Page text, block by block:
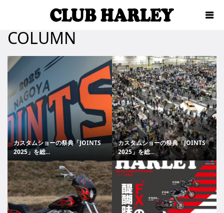
COLUMN
カスタムショーの祭典「JOINTS
2025」を総...
カスタムショーの祭典「JOINTS
2025」を総...